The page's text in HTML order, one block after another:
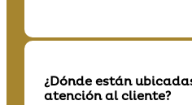
¿Dónde están
atención al cliente?